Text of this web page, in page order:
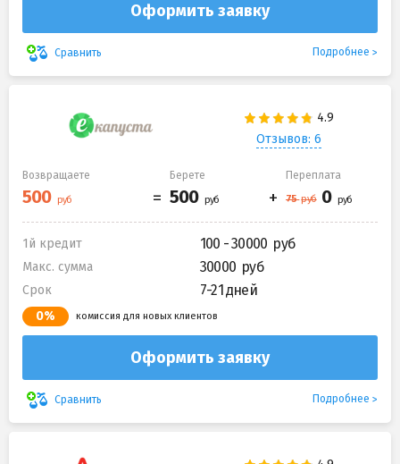
Оформить заявку
Сравнить Подробнее
Отзывов: 6
Возвращаете Берете Переплата
1й кредит 100 - 30000
Макс. сумма 30000
Срок 7-21 дней
0% комиссия для новых клиентов
Оформить заявку
Сравнить Подробнее